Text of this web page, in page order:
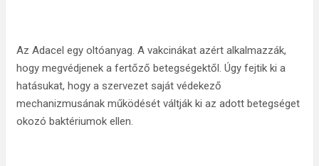
Az Adacel egy oltóanyag. A vakcinákat azért alkalmazzák,
hogy megvédjenek a fertőző betegségektől. Úgy fejtik ki a
hatásukat, hogy a szervezet saját védekező
mechanizmusának működését váltják ki az adott betegséget
okozó baktériumok ellen.